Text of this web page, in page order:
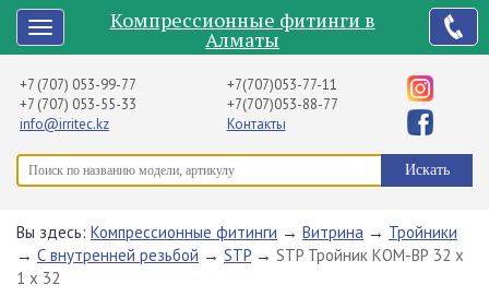
Компрессионные фитинги в
Алматы
+7 (707) 053-99-77
+7 (707) 053-55-33
info@irritec.kz
+7(707)053-77-11
+7(707)053-88-77
Контакты
Вы здесь: Компрессионные фитинги → Витрина → Тройники
→ С внутренней резьбой → STP → STP Тройник КОМ-ВР 32 х
1 х 32